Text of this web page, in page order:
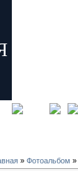
» Фотоальбом »